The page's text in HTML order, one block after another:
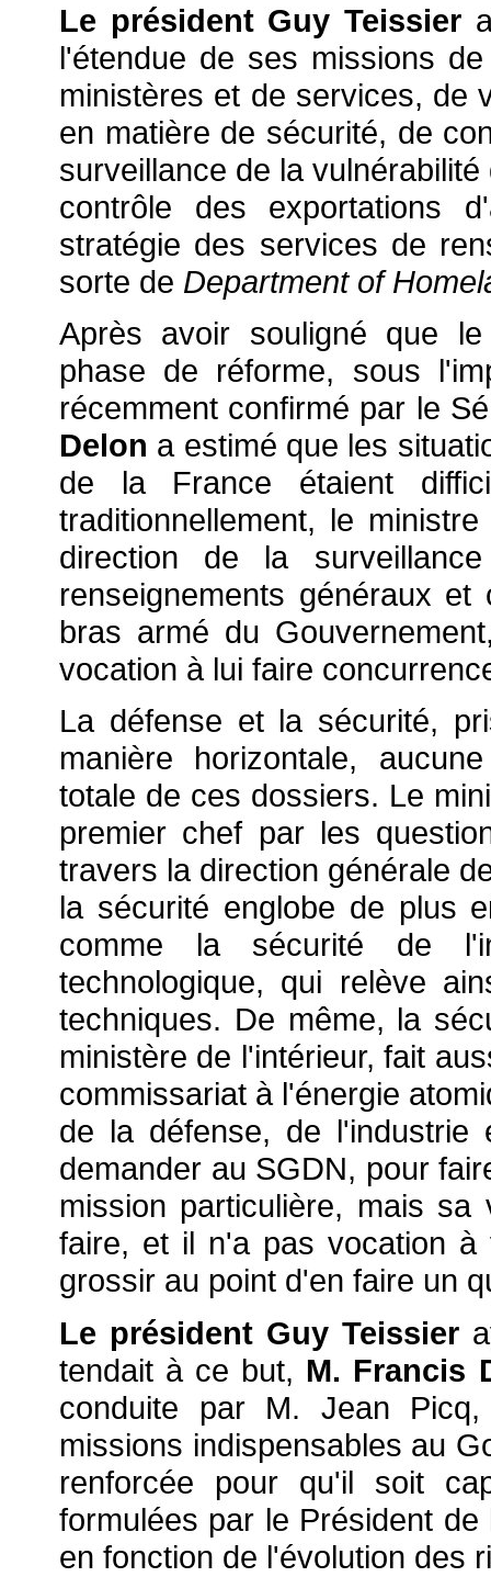
Le président Guy Teissier
l'étendue de ses missions
ministères et de services, de
en matière de sécurité, de
surveillance de la
contrôle des exportations
stratégie des services de
sorte de Department of
Après avoir souligné que
phase de réforme, sous
récemment confirmé par le
Delon a estimé que les
de la France étaient
traditionnellement, le
direction de la
renseignements généraux
bras armé du
vocation à lui faire
La défense et la sécurité,
manière horizontale,
totale de ces dossiers. Le
premier chef par les
travers la direction générale
la sécurité englobe de plus
comme la sécurité de
technologique, qui relève
techniques. De même, la
ministère de l'intérieur, fait
commissariat à l'énergie
de la défense, de
demander au SGDN, pour
mission particulière, mais
faire, et il n'a pas vocation à
grossir au point d'en faire un
Le président Guy Teissier
tendait à ce but, M. Francis
conduite par M. Jean
missions indispensables au
renforcée pour qu'il soit
formulées par le Président
en fonction de l'évolution des